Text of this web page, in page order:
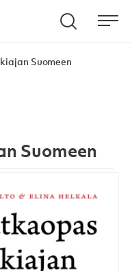
Hae
Suomeen
Suomeen